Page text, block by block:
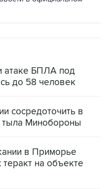
атаке БПЛА под
до 58 человек
сосредоточить в
тыла Минобороны
в Приморье
на объекте